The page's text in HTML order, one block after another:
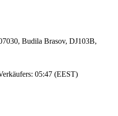
Budila Brasov, DJ103B,
05:47 (EEST)